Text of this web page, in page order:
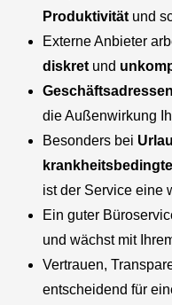
Produktivität und
Externe Anbieter
diskret und
Geschäftsadressen
die Außenwirkung
Besonders bei
ist der Service eine
Ein guter
und wächst mit
Vertrauen,
entscheidend für